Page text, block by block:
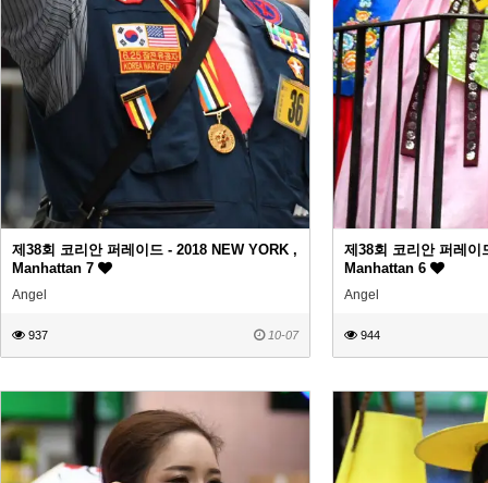
제38회 코리안 퍼레이드 - 2018 NEW YORK ,
Manhattan 7
Angel
937 10-07
제38회 코리안 퍼레이
Manhattan 6
Angel
944